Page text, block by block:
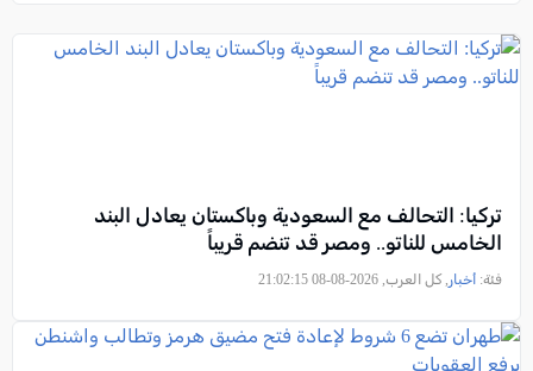
تركيا: التحالف مع السعودية وباكستان يعادل البند
الخامس للناتو.. ومصر قد تنضم قريباً
فئة: أخبار , كل العرب, 2026-08-08 21:02:15